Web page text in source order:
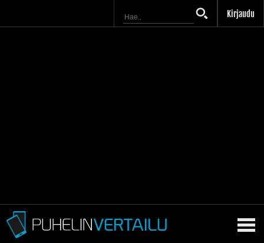
Kirjaudu